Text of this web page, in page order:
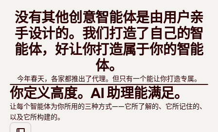
没有其他创意智能体是由用户亲
手设计的。我们打造了自己的智
能体，好让你打造属于你的智能
体。
今年春天，各家都推出了代理。但只有一个能让你打造专属。
你定义高度。AI 助理能满足。
让每个智能体为你所用的三种方式——它所了解的、它所记住的、
以及它所构建的。